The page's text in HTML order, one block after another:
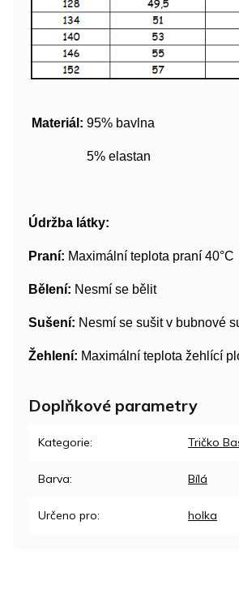
Materiál: 95% bavlna
5% elastan
Údržba látky:
Praní: Maximální teplota praní 40°C
Bělení: Nesmí se bělit
Sušení: Nesmí se sušit v bubnové
Žehlení: Maximální teplota žehlící
Doplňkové parametry
Kategorie: Tričko
Barva: Bílá
Určeno pro: holka